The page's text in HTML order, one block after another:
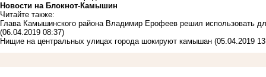
Новости на Блoкнoт-Камышин
Читайте также:
Глава Камышинского района Владимир Ерофеев решил использовать
(06.04.2019 08:37)
Нищие на центральных улицах города шокируют камышан (05.04.2019